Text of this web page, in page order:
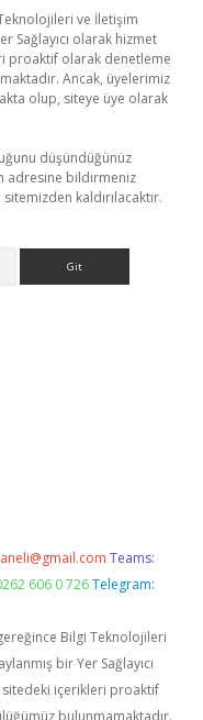
ve İletişim
Sağlayıcı olarak hizmet
proaktif olarak denetleme
Ancak, üyelerimiz
olup, siteye üye olarak
düşündüğünüz
adresine bildirmeniz
kaldırılacaktır.
Teams:
606 0 726 Telegram:
Bilgi Teknolojileri
bir Yer Sağlayıcı
içerikleri proaktif
bulunmamaktadır.